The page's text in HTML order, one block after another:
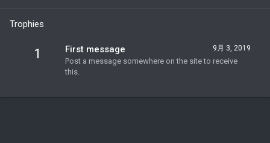
Trophies
1 9月 3, 2019
First message
Post a message somewhere on the site to receive
this.